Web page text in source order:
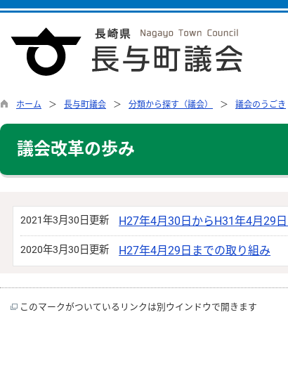
ホーム 長与町議会 分類から探す（議会） 議会のうごき
議会改革の歩み
2021年3月30日更新 H27年4月30日からH31年4月29
2020年3月30日更新 H27年4月29日までの取り組み
このマークがついているリンクは別ウインドウで開きます